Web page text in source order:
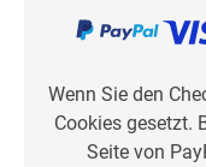
Wenn Sie den
Cookies gesetzt.
Seite von